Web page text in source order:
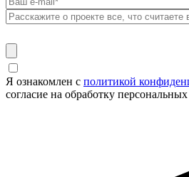
Я ознакомлен с политикой
согласие на обработку